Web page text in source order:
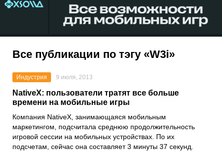
Все публикации по тэгу «W3i»
Индустрия 9 июля, 2013
NativeX: пользователи тратят все больше
времени на мобильные игры
Компания NativeX, занимающаяся мобильным
маркетингом, подсчитала среднюю продолжительность
игровой сессии на мобильных устройствах. По их
подсчетам, сейчас она составляет 3 минуты 37 секунд.